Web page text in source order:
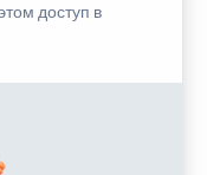
доступ в